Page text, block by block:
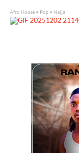
Afro House • Pop • Naija